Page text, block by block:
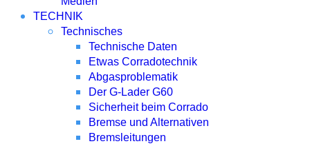
TECHNIK
Technisches
Technische Daten
Etwas Corradotechnik
Abgasproblematik
Der G-Lader G60
Sicherheit beim Corrado
Bremse und Alternativen
Bremsleitungen